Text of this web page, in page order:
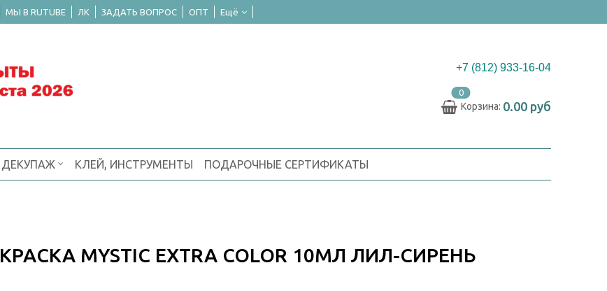
МЫ В RUTUBE ЛК ЗАДАТЬ ВОПРОС ОПТ Ещё
+7 (812) 933-16-04
0
Корзина: 0.00 руб
ДЕКУПАЖ КЛЕЙ, ИНСТРУМЕНТЫ ПОДАРОЧНЫЕ СЕРТИФИКАТЫ
КРАСКА MYSTIC EXTRA COLOR 10МЛ ЛИЛ-СИРЕНЬ